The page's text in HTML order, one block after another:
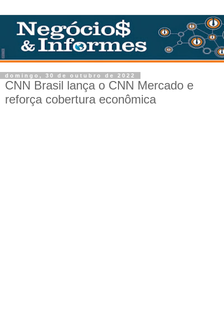
domingo, 30 de outubro de 2022
CNN Brasil lança o CNN Mercado e
reforça cobertura econômica